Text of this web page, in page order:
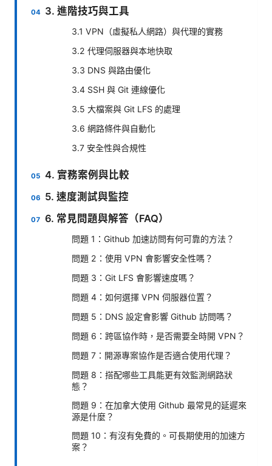
3. 進階技巧與工具
3.1 VPN（虛擬私人網路）與代理的實務
3.2 代理伺服器與本地快取
3.3 DNS 與路由優化
3.4 SSH 與 Git 連線優化
3.5 大檔案與 Git LFS 的處理
3.6 網路條件與自動化
3.7 安全性與合規性
4. 實務案例與比較
5. 速度測試與監控
6. 常見問題與解答（FAQ）
問題 1：Github 加速訪問有何可靠的方法？
問題 2：使用 VPN 會影響安全性嗎？
問題 3：Git LFS 會影響速度嗎？
問題 4：如何選擇 VPN 伺服器位置？
問題 5：DNS 設定會影響 Github 訪問嗎？
問題 6：跨區協作時，是否需要全時開 VPN？
問題 7：開源專案協作是否適合使用代理？
問題 8：搭配哪些工具能更有效監測網路狀
態？
問題 9：在加拿大使用 Github 最常見的延遲來
源是什麼？
問題 10：有沒有免費的。可長期使用的加速方
案？